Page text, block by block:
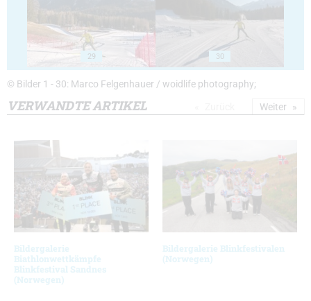
29 30
© Bilder 1 - 30: Marco Felgenhauer / woidlife photography;
VERWANDTE ARTIKEL
Bildergalerie
Biathlonwettkämpfe
Blinkfestival Sandnes
(Norwegen)
Bildergalerie Blinkfestivalen
(Norwegen)
Weiter